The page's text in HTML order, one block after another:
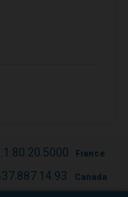
France
Canada